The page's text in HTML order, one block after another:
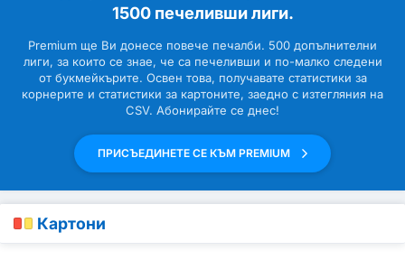
1500 печеливши лиги.
Premium ще Ви донесе повече печалби. 500 допълнителни
лиги, за които се знае, че са печеливши и по-малко следени
от букмейкърите. Освен това, получавате статистики за
корнерите и статистики за картоните, заедно с изтегляния на
CSV. Абонирайте се днес!
ПРИСЪЕДИНЕТЕ СЕ КЪМ PREMIUM
Картони